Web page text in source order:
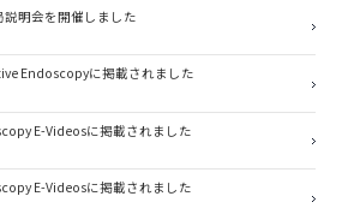
明会を開催しました
Endoscopyに掲載されました
E-Videosに掲載されました
E-Videosに掲載されました